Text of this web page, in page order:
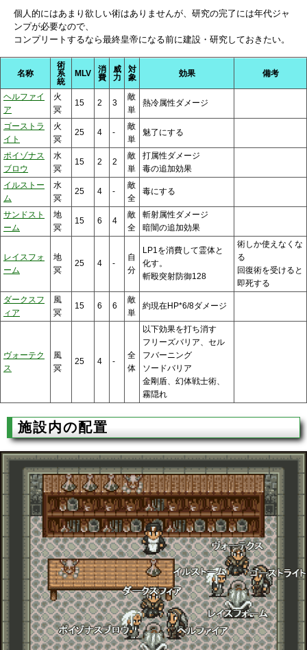
個人的にはあまり欲しい術はありませんが、研究の完了には年代ジャ
ンプが必要なので、
コンプリートするなら最終皇帝になる前に建設・研究しておきたい。
名称
術
系
統
MLV
消
費
威
力
対
象
効果 備考
ヘルファイ
ア
火
冥
15 2 3
敵
単
熱冷属性ダメージ
ゴーストラ
イト
火
冥
25 4 -
敵
単
魅了にする
ポイゾナス
ブロウ
水
冥
15 2 2
敵
単
打属性ダメージ
毒の追加効果
イルストー
ム
水
冥
25 4 -
敵
全
毒にする
サンドスト
ーム
地
冥
15 6 4
敵
全
斬射属性ダメージ
暗闇の追加効果
レイスフォ
ーム
地
冥
25 4 -
自
分
LP1を消費して霊体と
化す。
斬殴突射防御128
術しか使えなくな
る
回復術を受けると
即死する
ダークスフ
ィア
風
冥
15 6 6
敵
単
約現在HP*6/8ダメージ
ヴォーテク
ス
風
冥
25 4 -
全
体
以下効果を打ち消す
フリーズバリア、セル
フバーニング
ソードバリア
金剛盾、幻体戦士術、
霧隠れ
施設内の配置